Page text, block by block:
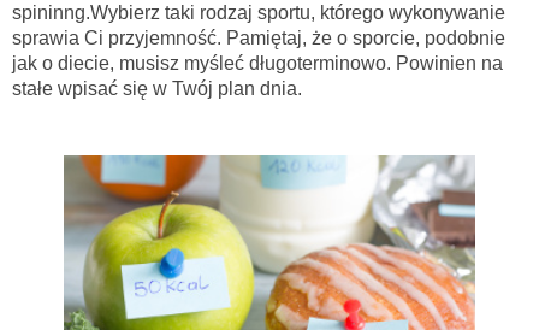
spininng.Wybierz taki rodzaj sportu, którego wykonywanie
sprawia Ci przyjemność. Pamiętaj, że o sporcie, podobnie
jak o diecie, musisz myśleć długoterminowo. Powinien na
stałe wpisać się w Twój plan dnia.